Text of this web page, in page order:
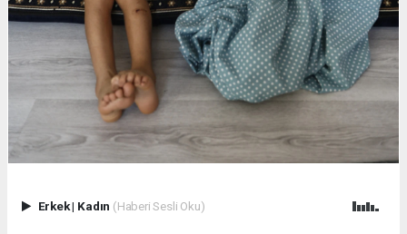
Erkek| Kadın (Haberi Sesli Oku)